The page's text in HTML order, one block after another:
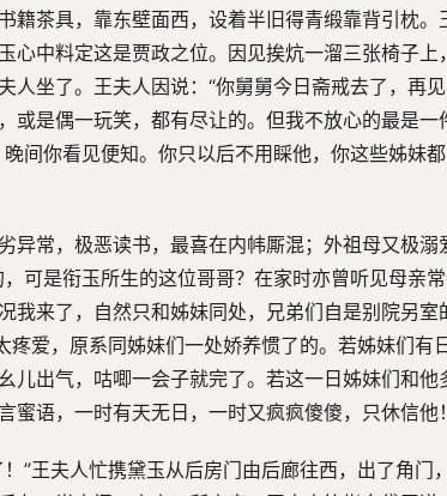
茶具，靠东壁面西，设着半旧得青缎靠背引枕。
中料定这是贾政之位。因见挨炕一溜三张椅子上
坐了。王夫人因说：“你舅舅今日斋戒去了，再
是偶一玩笑，都有尽让的。但我不放心的最是一
间你看见便知。你只以后不用睬他，你这些姊妹
常，极恶读书，最喜在内帏厮混；外祖母又极溺
可是衔玉所生的这位哥哥？在家时亦曾听见母亲
我来了，自然只和姊妹同处，兄弟们自是别院另室
爱，原系同姊妹们一处娇养惯了的。若姊妹们有
出气，咕唧一会子就完了。若这一日姊妹们和他
蜜语，一时有天无日，一时又疯疯傻傻，只休信他
”王夫人忙携黛玉从后房门由后廊往西，出了角门